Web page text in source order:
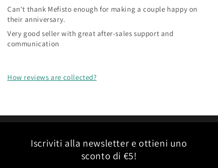
Can't thank Mefisto enough for making a couple happy on
their anniversary.
Very good seller with great after-sales support and
communication
How reviews are collected?
Iscriviti alla newsletter e ottieni uno
sconto di €5!